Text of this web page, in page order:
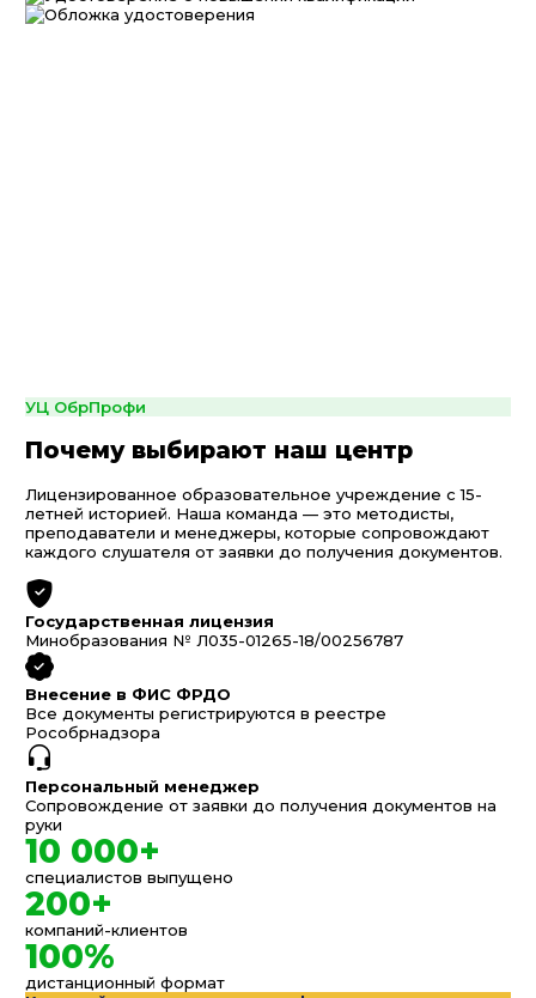
УЦ ОбрПрофи
Почему выбирают наш центр
Лицензированное образовательное учреждение с 15-
летней историей. Наша команда — это методисты,
преподаватели и менеджеры, которые сопровождают
каждого слушателя от заявки до получения документов.
Государственная лицензия
Минобразования № Л035-01265-18/00256787
Внесение в ФИС ФРДО
Все документы регистрируются в реестре
Рособрнадзора
Персональный менеджер
Сопровождение от заявки до получения документов на
руки
10 000+
специалистов выпущено
200+
компаний-клиентов
100%
дистанционный формат